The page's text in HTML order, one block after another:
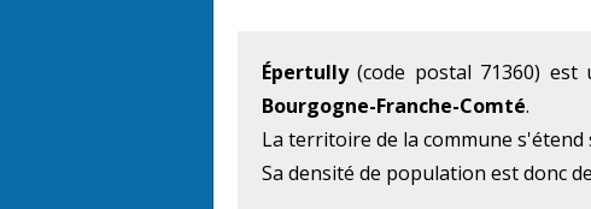
Épertully(code postal 71360) est
Bourgogne-Franche-Comté.
La territoire de la commune
Sa densité de population est donc